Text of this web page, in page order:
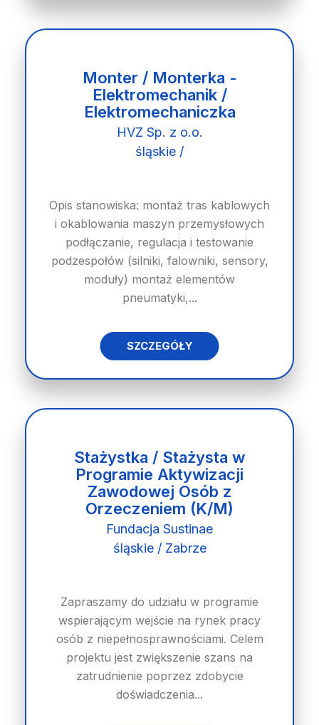
Monter / Monterka -
Elektromechanik /
Elektromechaniczka
HVZ Sp. z o.o.
śląskie /
Opis stanowiska: montaż tras kablowych
i okablowania maszyn przemysłowych
podłączanie, regulacja i testowanie
podzespołów (silniki, falowniki, sensory,
moduły) montaż elementów
pneumatyki,...
SZCZEGÓŁY
Stażystka / Stażysta w
Programie Aktywizacji
Zawodowej Osób z
Orzeczeniem (K/M)
Fundacja Sustinae
śląskie / Zabrze
Zapraszamy do udziału w programie
wspierającym wejście na rynek pracy
osób z niepełnosprawnościami. Celem
projektu jest zwiększenie szans na
zatrudnienie poprzez zdobycie
doświadczenia...